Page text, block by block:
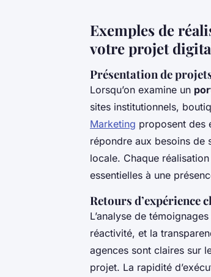
Exemples de
votre projet
Présentation de
Lorsqu’on examine un
sites institutionnels,
Marketing proposent des
répondre aux besoins de
locale. Chaque
essentielles à une
Retours d’expérience
L’analyse de
réactivité, et la
agences sont claires sur
projet. La rapidité